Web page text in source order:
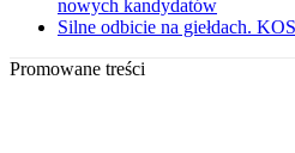
nowych kandydatów
Silne odbicie na giełdach.
Promowane treści